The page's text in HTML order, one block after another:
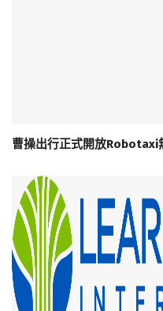
曹操出行正式開放Robotaxi